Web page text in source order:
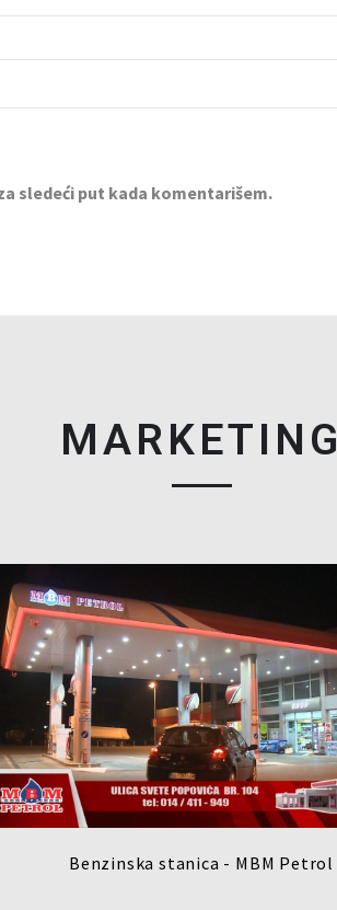
sledeći put kada komentarišem.
MARKETING
Benzinska stanica - MBM Petrol